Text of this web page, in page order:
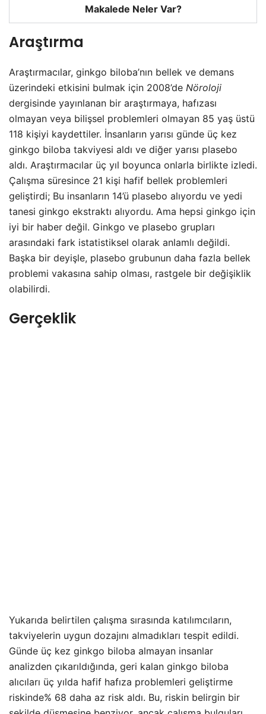
Makalede Neler Var?
Araştırma
Araştırmacılar, ginkgo biloba’nın bellek ve demans
üzerindeki etkisini bulmak için 2008’de Nöroloji
dergisinde yayınlanan bir araştırmaya, hafızası
olmayan veya bilişsel problemleri olmayan 85 yaş üstü
118 kişiyi kaydettiler. İnsanların yarısı günde üç kez
ginkgo biloba takviyesi aldı ve diğer yarısı plasebo
aldı. Araştırmacılar üç yıl boyunca onlarla birlikte izledi.
Çalışma süresince 21 kişi hafif bellek problemleri
geliştirdi; Bu insanların 14’ü plasebo alıyordu ve yedi
tanesi ginkgo ekstraktı alıyordu. Ama hepsi ginkgo için
iyi bir haber değil. Ginkgo ve plasebo grupları
arasındaki fark istatistiksel olarak anlamlı değildi.
Başka bir deyişle, plasebo grubunun daha fazla bellek
problemi vakasına sahip olması, rastgele bir değişiklik
olabilirdi.
Gerçeklik
Yukarıda belirtilen çalışma sırasında katılımcıların,
takviyelerin uygun dozajını almadıkları tespit edildi.
Günde üç kez ginkgo biloba almayan insanlar
analizden çıkarıldığında, geri kalan ginkgo biloba
alıcıları üç yılda hafif hafıza problemleri geliştirme
riskinde% 68 daha az risk aldı. Bu, riskin belirgin bir